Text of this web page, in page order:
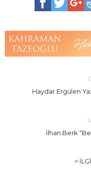
Haydar Ergülen
İlhan Berk
>